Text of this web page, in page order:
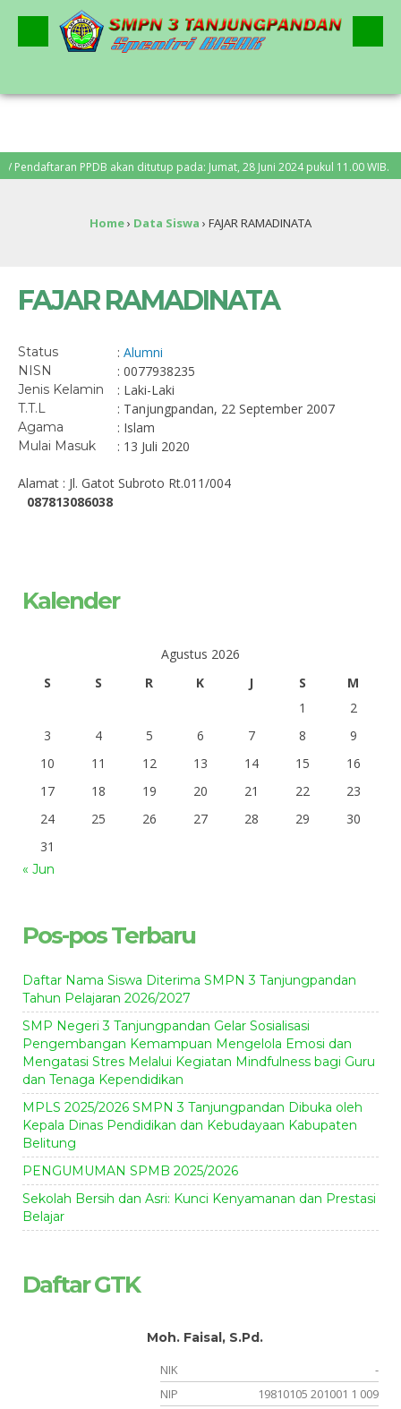
PPDB akan ditutup pada: Jumat, 28 Juni 2024 pukul 11.00 WIB.
Home› Data Siswa › FAJAR RAMADINATA
FAJAR RAMADINATA
Status : Alumni
NISN : 0077938235
Jenis Kelamin : Laki-Laki
T.T.L : Tanjungpandan, 22 September 2007
Agama : Islam
Mulai Masuk : 13 Juli 2020
Alamat : Jl. Gatot Subroto Rt.011/004
087813086038
Kalender
Agustus 2026
S
S R K J S
M
1
2
3
4 5 6 7 8
9
10
11 12 13 14 15
16
17
18 19 20 21 22
23
24
25 26 27 28 29
30
31
« Jun
Pos-pos Terbaru
Daftar Nama Siswa Diterima SMPN 3 Tanjungpandan
Tahun Pelajaran 2026/2027
SMP Negeri 3 Tanjungpandan Gelar Sosialisasi
Pengembangan Kemampuan Mengelola Emosi dan
Mengatasi Stres Melalui Kegiatan Mindfulness bagi Guru
dan Tenaga Kependidikan
MPLS 2025/2026 SMPN 3 Tanjungpandan Dibuka oleh
Kepala Dinas Pendidikan dan Kebudayaan Kabupaten
Belitung
PENGUMUMAN SPMB 2025/2026
Sekolah Bersih dan Asri: Kunci Kenyamanan dan Prestasi
Belajar
Daftar GTK
Moh. Faisal, S.Pd.
NIK
-
NIP
19810105 201001 1 009